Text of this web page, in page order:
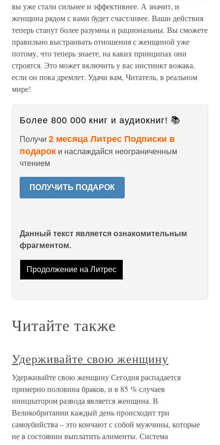
вы уже стали сильнее и эффективнее. А значит, и
женщина рядом с вами будет счастливее. Ваши действия
теперь станут более разумны и рациональны. Вы сможете
правильно выстраивать отношения с женщиной уже
потому, что теперь знаете, на каких принципах они
строятся. Это может включить у вас инстинкт вожака,
если он пока дремлет. Удачи вам, Читатель, в реальном
мире!
Более 800 000 книг и аудиокниг! 📚
Получи 2 месяца Литрес Подписки в
подарок и наслаждайся неограниченным
чтением
ПОЛУЧИТЬ ПОДАРОК
Данный текст является ознакомительным
фрагментом.
Продолжение на Литрес
Читайте также
Удерживайте свою женщину
Удерживайте свою женщину Сегодня распадается
примерно половина браков, и в 85 % случаев
инициатором развода является женщина. В
Великобритании каждый день происходит три
самоубийства – это кончают с собой мужчины, которые
не в состоянии выплатить алименты. Система